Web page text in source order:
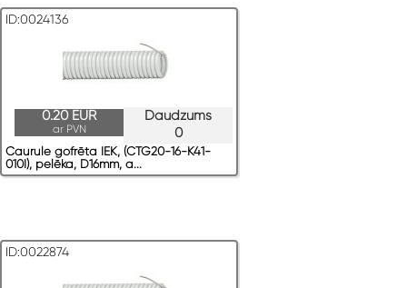
ID:0024136
Daudzums
0
0.20 EUR
ar PVN
Caurule gofrēta IEK, (CTG20-16-K41-
010I), pelēka, D16mm, a...
ID:0022874